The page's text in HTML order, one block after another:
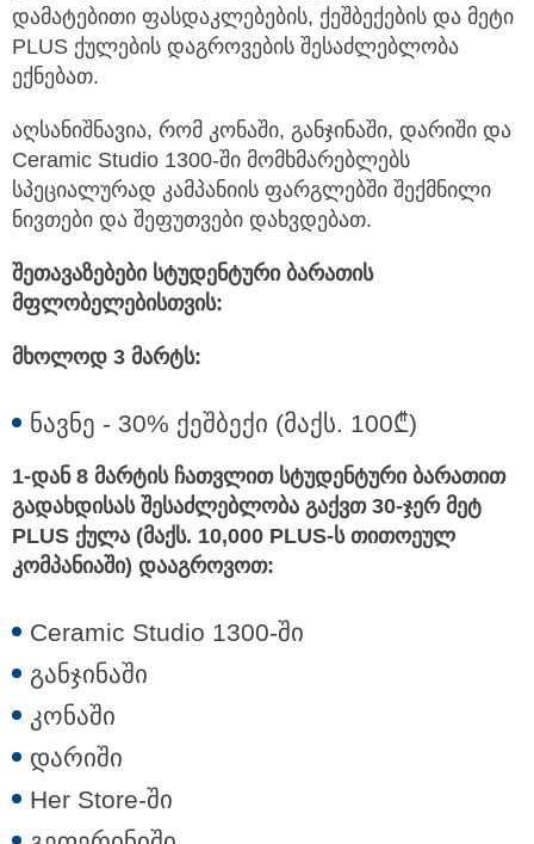
დამატებითი ფასდაკლებების, ქეშბექების და მეტი
PLUS ქულების დაგროვების შესაძლებლობა
ექნებათ.
აღსანიშნავია, რომ კონაში, განჯინაში, დარიში და
Ceramic Studio 1300-ში მომხმარებლებს
სპეციალურად კამპანიის ფარგლებში შექმნილი
ნივთები და შეფუთვები დახვდებათ.
შეთავაზებები სტუდენტური ბარათის
მფლობელებისთვის:
მხოლოდ 3 მარტს:
ნავნე - 30% ქეშბექი (მაქს. 100₾)
1-დან 8 მარტის ჩათვლით სტუდენტური ბარათით
გადახდისას შესაძლებლობა გაქვთ 30-ჯერ მეტ
PLUS ქულა (მაქს. 10,000 PLUS-ს თითოეულ
კომპანიაში) დააგროვოთ:
Ceramic Studio 1300-ში
განჯინაში
კონაში
დარიში
Her Store-ში